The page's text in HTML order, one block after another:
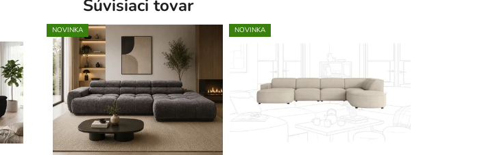
Súvisiaci tovar
NOVINKA NOVINKA